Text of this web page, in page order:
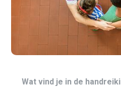
Wat vind je in de